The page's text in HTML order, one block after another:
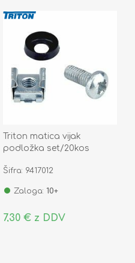
Triton matica vijak
podložka set/20kos
Šifra: 9417012
Zaloga: 10+
7,30 € z DDV